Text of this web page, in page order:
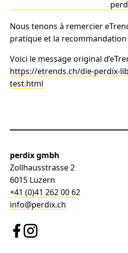
Nous tenons à remercier
pratique et la recommandation
Voici le message original
https://etrends.ch/die-perdix-
test.html
perdix gmbh
Zollhausstrasse 2
6015 Luzern
+41 (0)41 262 00 62
info@perdix.ch